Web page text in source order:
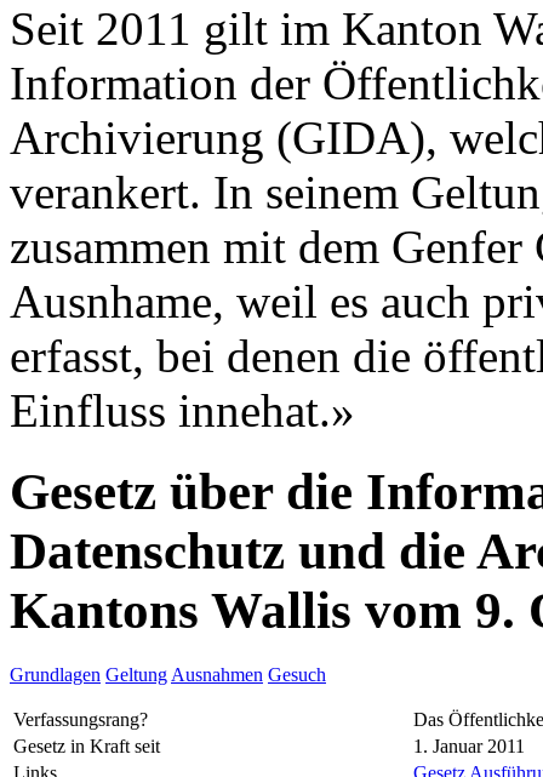
Seit 2011 gilt im Kanton
Information der
Archivierung (GIDA),
verankert. In seinem
zusammen mit dem Genfer
Ausnhame, weil es auch
erfasst, bei denen die
Einfluss innehat.»
Gesetz über die
Datenschutz und die
Kantons Wallis vom 9.
Grundlagen Geltung Ausnahmen Gesuch
Verfassungsrang?
Das
Gesetz in Kraft seit
1. Januar 2011
Links
Gesetz